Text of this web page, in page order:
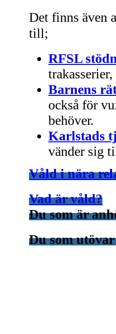
Det finns även
till;
RFSL
Barnens
också för
behöver.
Karlstads
vänder sig
Våld i nära
Vad är våld?
Du som är
Du som